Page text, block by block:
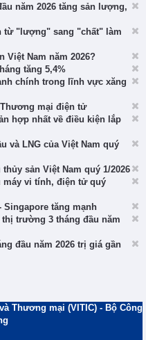
năm 2026 tăng sản lượng,
từ "lượng" sang "chất" làm
Việt Nam năm 2026?
tăng 5,4%
chính trong lĩnh vực xăng
mại điện tử
hợp nhất về điều kiện lắp
và LNG của Việt Nam quý
sản Việt Nam quý 1/2026
máy vi tính, điện tử quý
tăng mạnh
trường 3 tháng đầu năm
đầu năm 2026 trị giá gần
Thương mại (VITIC) - Bộ Công